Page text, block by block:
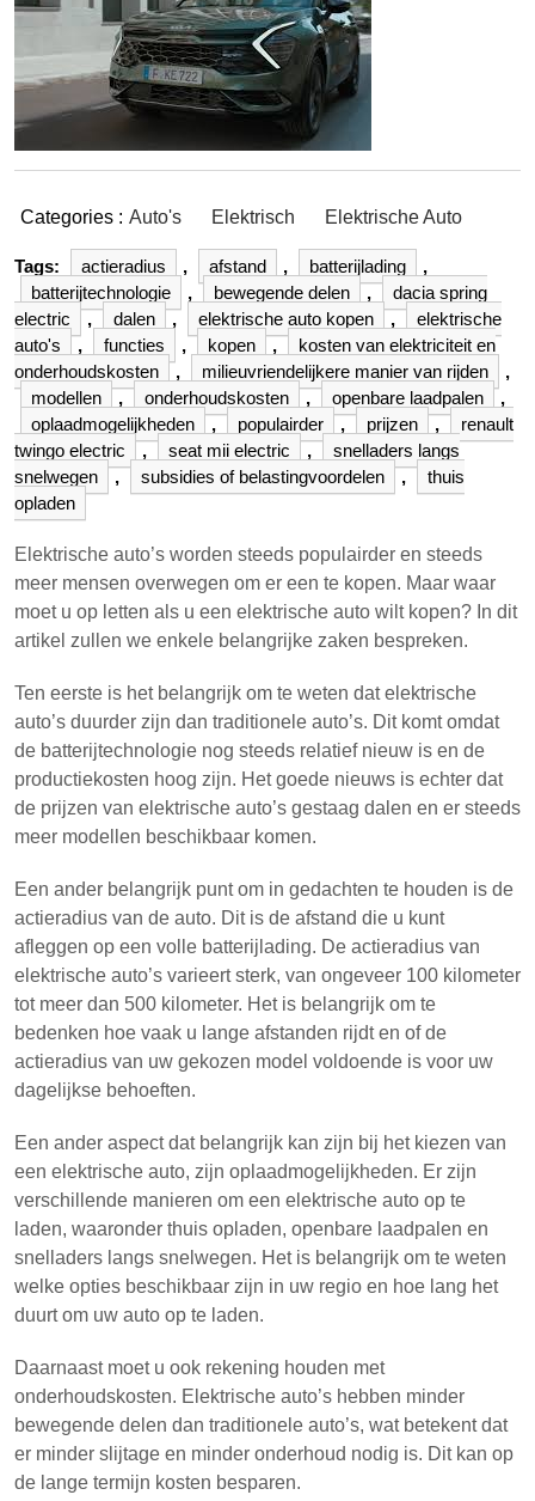
Categories : Auto's Elektrisch Elektrische Auto
Tags: actieradius , afstand , batterijlading
,
batterijtechnologie
, bewegende delen ,
dacia spring
electric
, dalen , elektrische auto kopen ,
elektrische
auto's
, functies , kopen ,
kosten van elektriciteit en
onderhoudskosten
, milieuvriendelijkere manier van rijden
,
modellen
, onderhoudskosten , openbare laadpalen
,
oplaadmogelijkheden
, populairder , prijzen ,
renault
twingo electric
, seat mii electric ,
snelladers langs
snelwegen
, subsidies of belastingvoordelen ,
thuis
opladen
Elektrische auto’s worden steeds populairder en steeds
meer mensen overwegen om er een te kopen. Maar waar
moet u op letten als u een elektrische auto wilt kopen? In dit
artikel zullen we enkele belangrijke zaken bespreken.
Ten eerste is het belangrijk om te weten dat elektrische
auto’s duurder zijn dan traditionele auto’s. Dit komt omdat
de batterijtechnologie nog steeds relatief nieuw is en de
productiekosten hoog zijn. Het goede nieuws is echter dat
de prijzen van elektrische auto’s gestaag dalen en er steeds
meer modellen beschikbaar komen.
Een ander belangrijk punt om in gedachten te houden is de
actieradius van de auto. Dit is de afstand die u kunt
afleggen op een volle batterijlading. De actieradius van
elektrische auto’s varieert sterk, van ongeveer 100 kilometer
tot meer dan 500 kilometer. Het is belangrijk om te
bedenken hoe vaak u lange afstanden rijdt en of de
actieradius van uw gekozen model voldoende is voor uw
dagelijkse behoeften.
Een ander aspect dat belangrijk kan zijn bij het kiezen van
een elektrische auto, zijn oplaadmogelijkheden. Er zijn
verschillende manieren om een elektrische auto op te
laden, waaronder thuis opladen, openbare laadpalen en
snelladers langs snelwegen. Het is belangrijk om te weten
welke opties beschikbaar zijn in uw regio en hoe lang het
duurt om uw auto op te laden.
Daarnaast moet u ook rekening houden met
onderhoudskosten. Elektrische auto’s hebben minder
bewegende delen dan traditionele auto’s, wat betekent dat
er minder slijtage en minder onderhoud nodig is. Dit kan op
de lange termijn kosten besparen.